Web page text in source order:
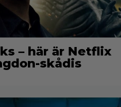
– här är Netflix
skådis